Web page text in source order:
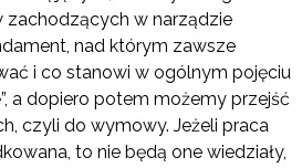
zachodzących w narządzie
nad którym zawsze
i co stanowi w ogólnym pojęciu
a dopiero potem możemy przejść
czyli do wymowy. Jeżeli praca
to nie będą one wiedziały,